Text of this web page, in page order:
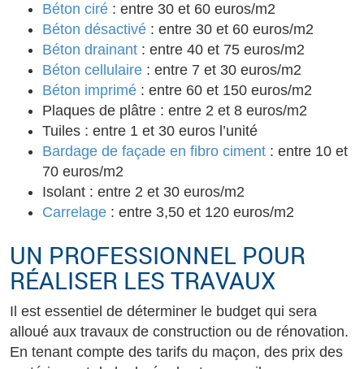
Béton ciré : entre 30 et 60 euros/m2
Béton désactivé : entre 30 et 60 euros/m2
Béton drainant : entre 40 et 75 euros/m2
Béton cellulaire : entre 7 et 30 euros/m2
Béton imprimé : entre 60 et 150 euros/m2
Plaques de plâtre : entre 2 et 8 euros/m2
Tuiles : entre 1 et 30 euros l’unité
Bardage de façade en fibro ciment : entre 10 et
70 euros/m2
Isolant : entre 2 et 30 euros/m2
Carrelage : entre 3,50 et 120 euros/m2
UN PROFESSIONNEL POUR
RÉALISER LES TRAVAUX
Il est essentiel de déterminer le budget qui sera
alloué aux travaux de construction ou de rénovation.
En tenant compte des tarifs du maçon, des prix des